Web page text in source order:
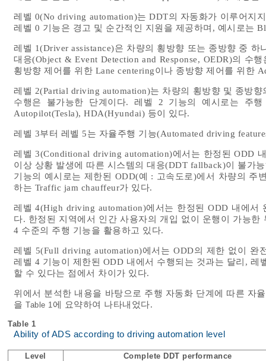
레벨 0(No driving automation)는 DDT의 자동화가 이루어지
레벨 0 기능은 경고 및 순간적인 지원을 제공하며, 예시로는
레벨 1(Driver assistance)은 차량의 횡방향 또는 종방향 중
대응(Object & Event Detection and Response, OEDR)의 수
횡방향 제어를 위한 Lane centering이나 종방향 제어를 위한
레벨 2(Partial driving automation)는 차량의 횡방향 및 종방
수행은 불가능한 단계이다. 레벨 2 기능의 예시로는 주
Autopilot(Tesla), HDA(Hyundai) 등이 있다.
레벨 3부터 레벨 5는 자율주행 기능(Automated driving
레벨 3(Conditional driving automation)에서는 한정된 ODD
이상 상황 발생에 따른 시스템의 대응(DDT fallback)이 불가
기능의 예시로는 제한된 ODD(예 : 고속도로)에서 차량의 주
하는 Traffic jam chauffeur가 있다.
레벨 4(High driving automation)에서는 한정된 ODD 내에
다. 한정된 지역에서 인간 사용자의 개입 없이 운행이 가능
4 수준의 주행 기능을 활용하고 있다.
레벨 5(Full driving automation)에서는 ODD의 제한 없이
레벨 4 기능이 제한된 ODD 내에서 수행되는 것과는 달리,
할 수 있다는 점에서 차이가 있다.
위에서 분석한 내용을 바탕으로 주행 자동화 단계에 따른 자
을 Table 1 에 요약하여 나타내었다.
Table 1
Ability of ADS according to driving automation level
Level
Complete DDT performance